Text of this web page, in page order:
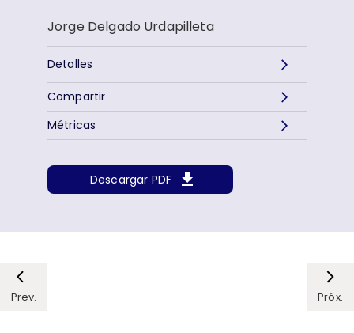
Jorge Delgado Urdapilleta
Detalles
Descargar PDF
Métricas
Compartir
Prev. Próx.